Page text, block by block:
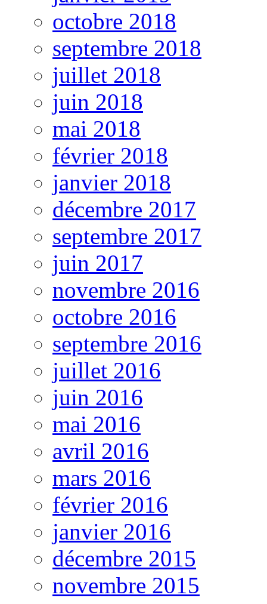
octobre 2018
septembre 2018
juillet 2018
juin 2018
mai 2018
février 2018
janvier 2018
décembre 2017
septembre 2017
juin 2017
novembre 2016
octobre 2016
septembre 2016
juillet 2016
juin 2016
mai 2016
avril 2016
mars 2016
février 2016
janvier 2016
décembre 2015
novembre 2015